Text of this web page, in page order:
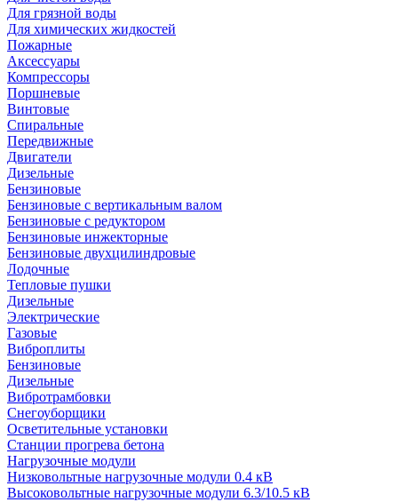
Для грязной воды
Для химических жидкостей
Пожарные
Аксессуары
Компрессоры
Поршневые
Винтовые
Спиральные
Передвижные
Двигатели
Дизельные
Бензиновые
Бензиновые с вертикальным валом
Бензиновые с редуктором
Бензиновые инжекторные
Бензиновые двухцилиндровые
Лодочные
Тепловые пушки
Дизельные
Электрические
Газовые
Виброплиты
Бензиновые
Дизельные
Вибротрамбовки
Снегоуборщики
Осветительные установки
Станции прогрева бетона
Нагрузочные модули
Низковольтные нагрузочные модули 0.4 кВ
Высоковольтные нагрузочные модули 6.3/10.5 кВ